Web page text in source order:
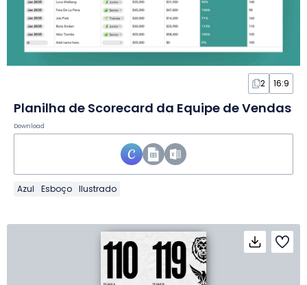
2 16:9
Planilha de Scorecard da Equipe de Vendas
Download
Azul Esboço Ilustrado